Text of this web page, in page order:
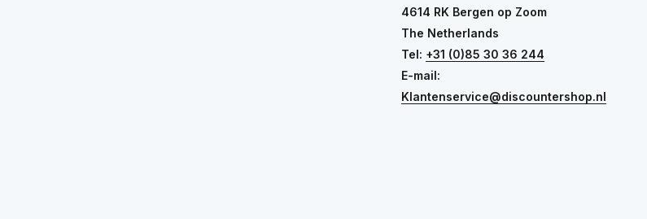
4614 RK Bergen op Zoom
The Netherlands
Tel: +31 (0)85 30 36 244
E-mail:
Klantenservice@discountershop.nl